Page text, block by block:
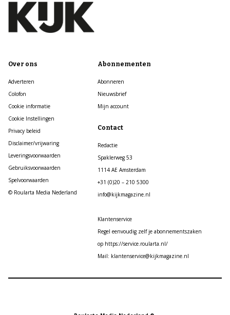
Over ons
Adverteren
Colofon
Cookie informatie
Cookie Instellingen
Privacy beleid
Disclaimer/vrijwaring
Leveringsvoorwaarden
Gebruiksvoorwaarden
Spelvoorwaarden
© Roularta Media Nederland
Abonnementen
Abonneren
Nieuwsbrief
Mijn account
Contact
Redactie
Spaklerweg 53
1114 AE Amsterdam
+31 (0)20 – 210 5300
info@kijkmagazine.nl
Klantenservice
Regel eenvoudig zelf je abonnementszaken
op https://service.roularta.nl/
Mail: klantenservice@kijkmagazine.nl